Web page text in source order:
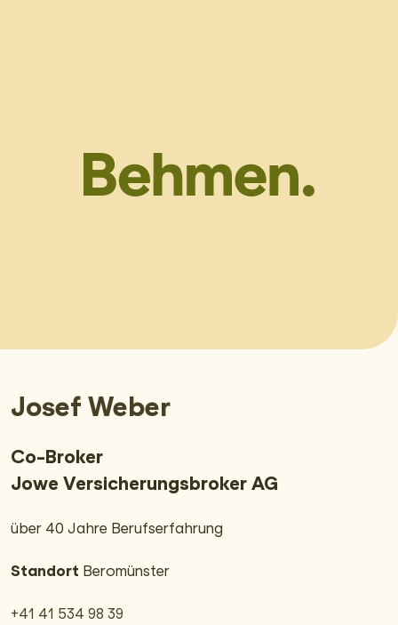
Josef Weber
Co-Broker
Jowe Versicherungs­broker AG
über 40 Jahre Berufserfahrung
Standort Beromünster
+41 41 534 98 39